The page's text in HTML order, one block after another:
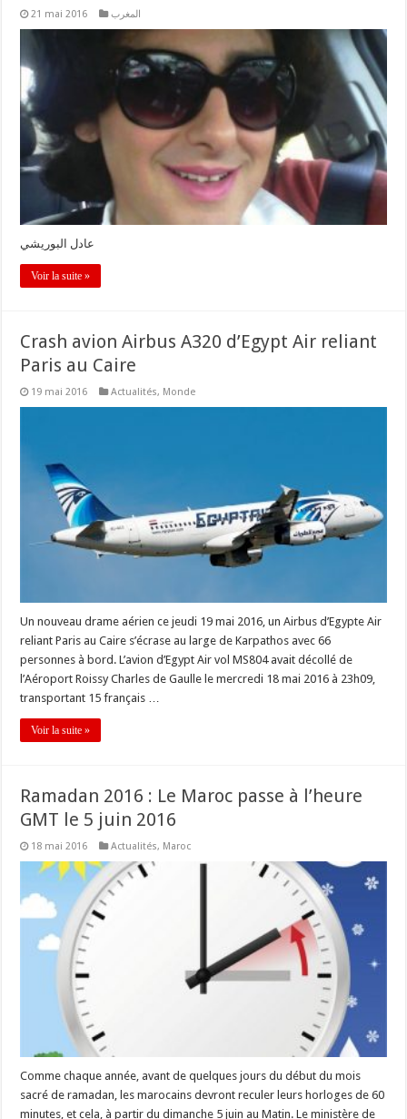
21 mai 2016 المغرب
عادل البوريشي
Voir la suite »
Crash avion Airbus A320 d’Egypt Air reliant
Paris au Caire
19 mai 2016 Actualités, Monde
Un nouveau drame aérien ce jeudi 19 mai 2016, un Airbus d’Egypte Air
reliant Paris au Caire s’écrase au large de Karpathos avec 66
personnes à bord. L’avion d’Egypt Air vol MS804 avait décollé de
l’Aéroport Roissy Charles de Gaulle le mercredi 18 mai 2016 à 23h09,
transportant 15 français …
Voir la suite »
Ramadan 2016 : Le Maroc passe à l’heure
GMT le 5 juin 2016
18 mai 2016 Actualités, Maroc
Comme chaque année, avant de quelques jours du début du mois
sacré de ramadan, les marocains devront reculer leurs horloges de 60
minutes, et cela, à partir du dimanche 5 juin au Matin. Le ministère de